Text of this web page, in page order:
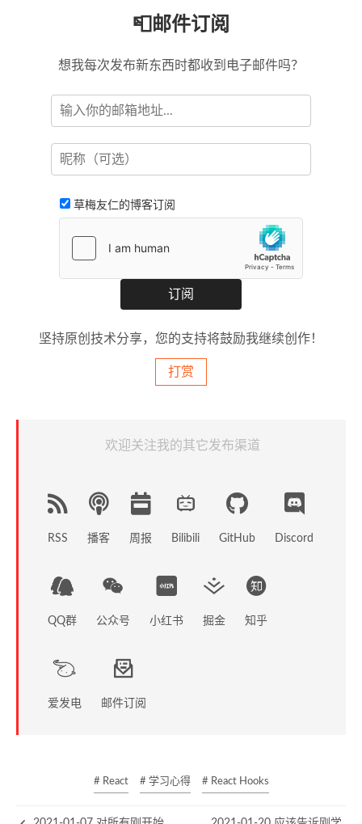
📮邮件订阅
想我每次发布新东西时都收到电子邮件吗？
草梅友仁的博客订阅
坚持原创技术分享，您的支持将鼓励我继续创作！
打赏
欢迎关注我的其它发布渠道
RSS 播客 周报 Bilibili GitHub Discord
QQ群 公众号 小红书 掘金 知乎
爱发电 邮件订阅
# React # 学习心得 # React Hooks